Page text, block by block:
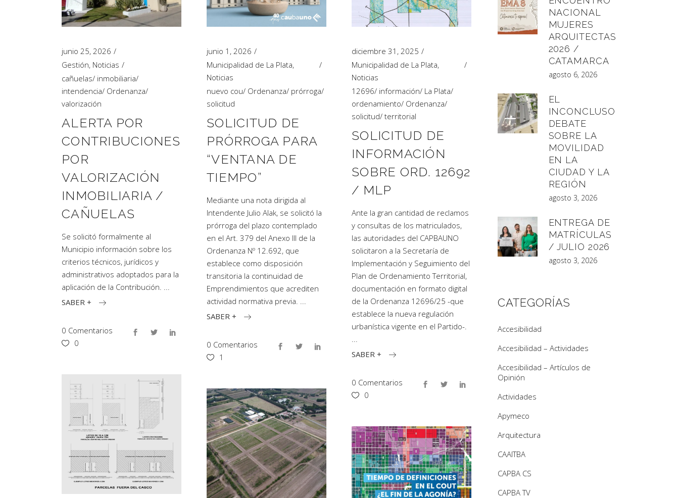
Artículos de Opinión
Actividades
junio 25, 2026
Gestión, Noticias
cañuelas/ inmobiliaria/
intendencia/ Ordenanza/
valorización
ALERTA POR
CONTRIBUCIONES
POR
VALORIZACIÓN
INMOBILIARIA /
CAÑUELAS
Se solicitó formalmente al
Municipio información sobre los
criterios técnicos, jurídicos y
administrativos adoptados para la
aplicación de la Contribución.
SABER +
0 Comentarios
0
junio 1, 2026
Municipalidad de La Plata,
Noticias
nuevo cou/ Ordenanza/ prórroga/
solicitud
SOLICITUD DE
PRÓRROGA PARA
“VENTANA DE
TIEMPO”
Mediante una nota dirigida al
Intendente Julio Alak, se solicitó la
prórroga del plazo contemplado
en el Art. 379 del Anexo III de la
Ordenanza Nº 12.692, que
establece como disposición
transitoria la continuidad de
Emprendimientos que acrediten
actividad normativa previa.
SABER +
0 Comentarios
1
diciembre 31, 2025
Municipalidad de La Plata,
Noticias
12696/ información/ La Plata/
ordenamiento/ Ordenanza/
solicitud/ territorial
SOLICITUD DE
INFORMACIÓN
SOBRE ORD. 12692
/ MLP
Ante la gran cantidad de reclamos
y consultas de los matriculados,
las autoridades del CAPBAUNO
solicitaron a la Secretaría de
Implementación y Seguimiento del
Plan de Ordenamiento Territorial,
documentación en formato digital
de la Ordenanza 12696/25 -que
establece la nueva regulación
urbanística vigente en el Partido-.
SABER +
0 Comentarios
0
NACIONAL
MUJERES
ARQUITECTAS
2026 /
CATAMARCA
agosto 6, 2026
EL
INCONCLUSO
DEBATE
SOBRE LA
MOVILIDAD
EN LA
CIUDAD Y LA
REGIÓN
agosto 3, 2026
ENTREGA DE
MATRÍCULAS
/ JULIO 2026
agosto 3, 2026
CATEGORÍAS
Accesibilidad
Accesibilidad – Actividades
Accesibilidad – Artículos de
Opinión
Actividades
Apymeco
Arquitectura
CAAITBA
CAPBA CS
CAPBA TV